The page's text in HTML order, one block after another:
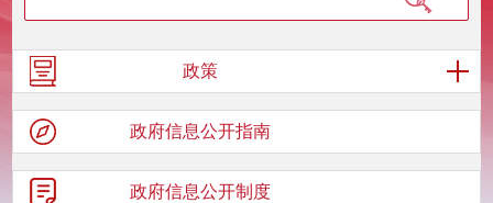
政策
政府信息公开指南
政府信息公开制度